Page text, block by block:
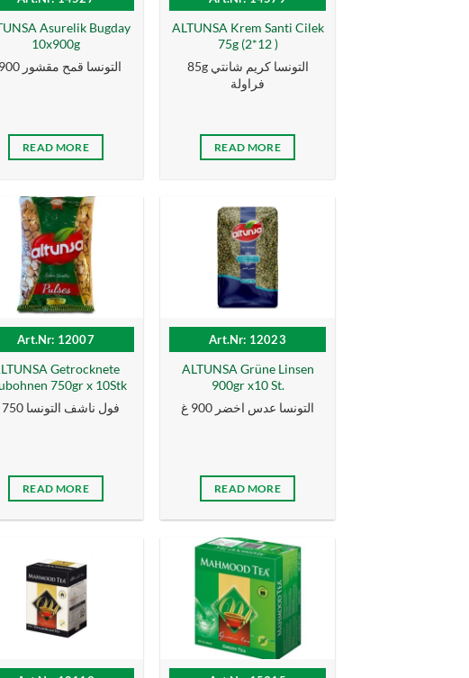
Asurelik Bugday
10x900g
التونسا قمح مقشور 900غ
READ MORE
ALTUNSA Krem Santi Cilek
75g (2*12 )
85g التونسا كریم شانتي
فراولة
READ MORE
Art.Nr: 12007
Getrocknete
750gr x 10Stk
فول ناشف التونسا 750 غ
READ MORE
Art.Nr: 12023
ALTUNSA Grüne Linsen
900gr x10 St.
التونسا عدس اخضر 900 غ
READ MORE